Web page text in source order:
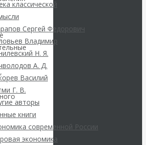
классической
Сергей Федорович
Владимир
Н. Я.
А. Д.
Василий
Г. В.
авторы
книги
современной России
экономика
НАТО в
Drang